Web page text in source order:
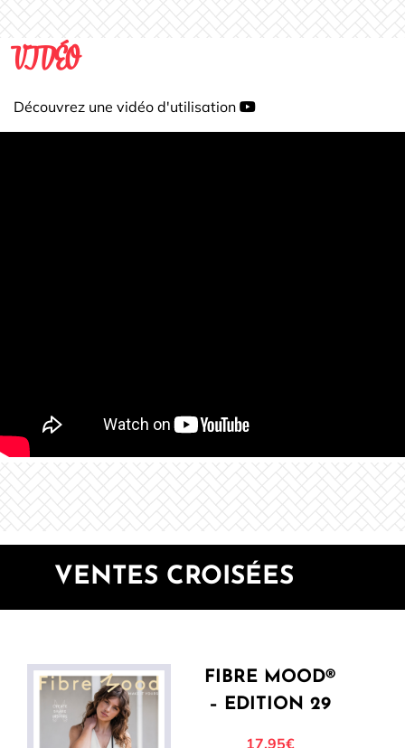
VIDÉO
Découvrez une vidéo d'utilisation
VENTES CROISÉES
FIBRE MOOD®
– EDITION 29
17.95€